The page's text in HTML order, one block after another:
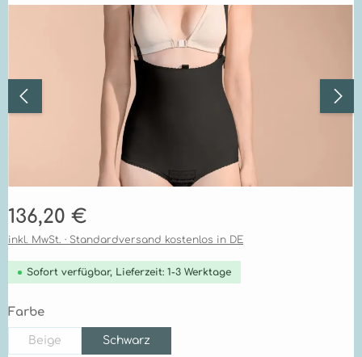
Bildergalerie überspringen
Regulärer Preis:
136,20 €
inkl. MwSt. · Standardversand kostenlos in DE
Sofort verfügbar, Lieferzeit: 1-3 Werktage
Farbeauswählen
Beige
(Diese Option ist zurzeit nicht verfügbar.)
Schwarz